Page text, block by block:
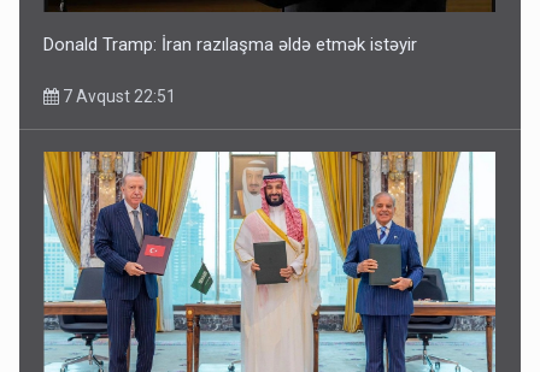
Donald Tramp: İran razılaşma əldə etmək istəyir
7 Avqust 22:51